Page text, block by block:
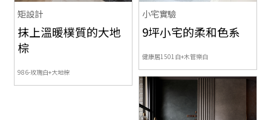
矩設計
抹上溫暖樸質的大地
棕
986-玫瑰白+大地棕
小宅實驗
9坪小宅的柔和色系
健康居1501白+木管樂白